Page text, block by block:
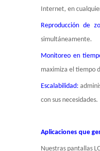
Internet, en
Reproducción de
simultáneamente.
Monitoreo en
maximiza el tiempo
Escalabilidad:
con sus necesidades.
Aplicaciones que
Nuestras pantallas